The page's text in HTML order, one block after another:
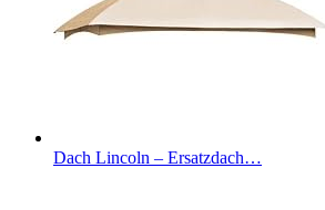
Dach Lincoln – Ersatzdach…